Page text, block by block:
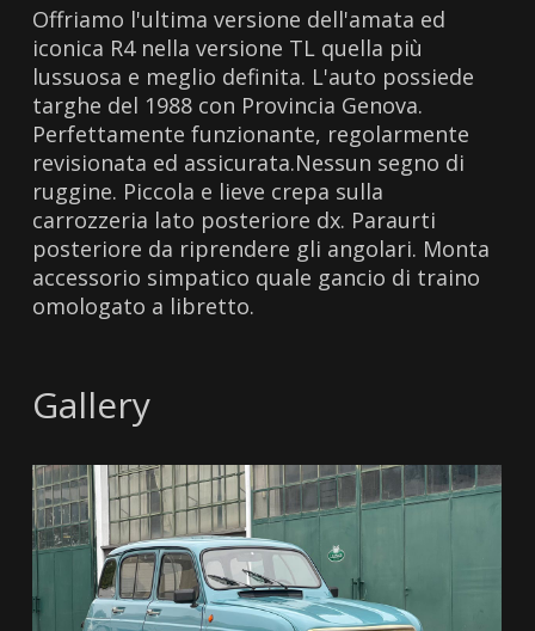
Offriamo l'ultima versione dell'amata ed
iconica R4 nella versione TL quella più
lussuosa e meglio definita. L'auto possiede
targhe del 1988 con Provincia Genova.
Perfettamente funzionante, regolarmente
revisionata ed assicurata.Nessun segno di
ruggine. Piccola e lieve crepa sulla
carrozzeria lato posteriore dx. Paraurti
posteriore da riprendere gli angolari. Monta
accessorio simpatico quale gancio di traino
omologato a libretto.
Gallery